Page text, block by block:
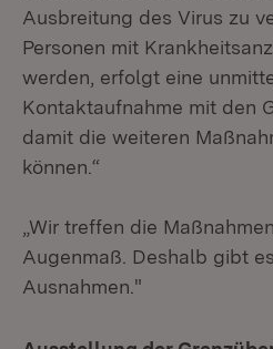
Ausbreitung des Virus zu
Personen mit
werden, erfolgt eine
Kontaktaufnahme mit den
damit die weiteren
können.“
„Wir treffen die
Augenmaß. Deshalb gibt
Ausnahmen."